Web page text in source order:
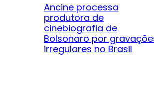
Ancine processa
produtora de
cinebiografia de
Bolsonaro por
irregulares no Brasil